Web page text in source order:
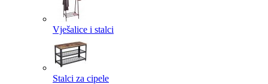
Vješalice i stalci
Stalci za cipele